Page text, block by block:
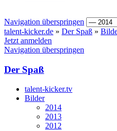
Navigation überspringen
talent-kicker.de » Der Spaß »
Jetzt anmelden
Navigation überspringen
Der Spaß
talent-kicker.tv
Bilder
2014
2013
2012